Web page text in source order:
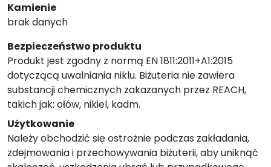
Kamienie
brak danych
Bezpieczeństwo produktu
Produkt jest zgodny z normą EN 1811:2011+A1:2015
dotyczącą uwalniania niklu. Biżuteria nie zawiera
substancji chemicznych zakazanych przez REACH,
takich jak: ołów, nikiel, kadm.
Użytkowanie
Należy obchodzić się ostrożnie podczas zakładania,
zdejmowania i przechowywania biżuterii, aby uniknąć